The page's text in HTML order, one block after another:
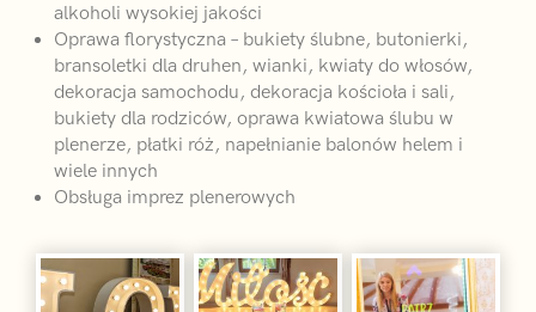
alkoholi wysokiej jakości
Oprawa florystyczna – bukiety ślubne, butonierki,
bransoletki dla druhen, wianki, kwiaty do włosów,
dekoracja samochodu, dekoracja kościoła i sali,
bukiety dla rodziców, oprawa kwiatowa ślubu w
plenerze, płatki róż, napełnianie balonów helem i
wiele innych
Obsługa imprez plenerowych